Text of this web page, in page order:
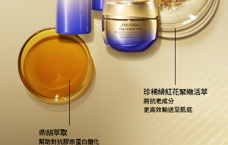
柴胡萃取
幫助對抗膠原蛋白醣化
珍稀緋紅花緊緻活萃
將抗老成分
更高效輸送至肌底